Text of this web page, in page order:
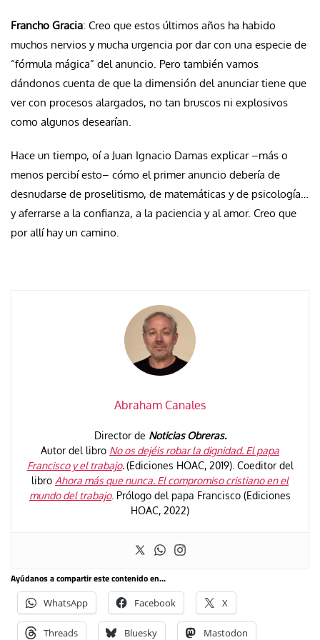
Francho Gracia: Creo que estos últimos años ha habido
muchos nervios y mucha urgencia por dar con una especie de
“fórmula mágica” del anuncio. Pero también vamos
dándonos cuenta de que la dimensión del anunciar tiene que
ver con procesos alargados, no tan bruscos ni explosivos
como algunos desearían.
Hace un tiempo, oí a Juan Ignacio Damas explicar –más o
menos percibí esto– cómo el primer anuncio debería de
desnudarse de proselitismo, de matemáticas y de psicología…
y aferrarse a la confianza, a la paciencia y al amor. Creo que
por allí hay un camino.
Abraham Canales
Director de Noticias Obreras.
Autor del libro No os dejéis robar la dignidad. El papa
Francisco y el trabajo.(Ediciones HOAC, 2019). Coeditor del
libro Ahora más que nunca. El compromiso cristiano en el
mundo del trabajo. Prólogo del papa Francisco (Ediciones
HOAC, 2022)
Ayúdanos a compartir este contenido en...
WhatsApp Facebook X
Threads Bluesky Mastodon